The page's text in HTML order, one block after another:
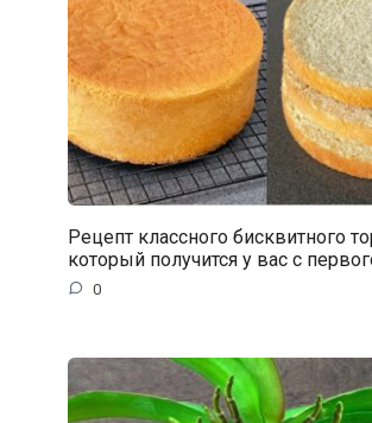
Рецепт классного бисквитного
который получится у вас с
0